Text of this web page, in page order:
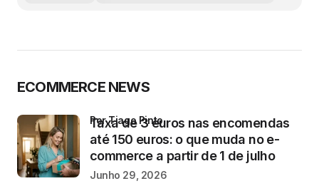
ECOMMERCE NEWS
Taxa de 3 euros nas encomendas
até 150 euros: o que muda no e-
commerce a partir de 1 de julho
por Tiago Pinto
Junho 29, 2026